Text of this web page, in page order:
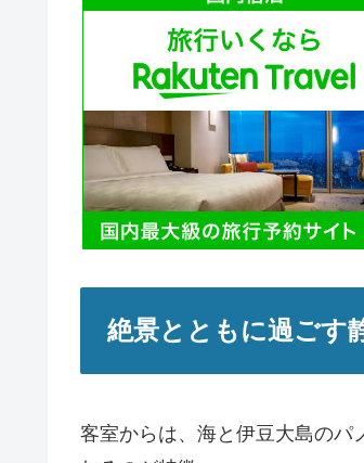
絶景とともに過ごす
客室からは、海と伊豆大島のパ